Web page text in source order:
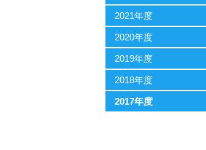
2021年度
2020年度
2019年度
2018年度
2017年度